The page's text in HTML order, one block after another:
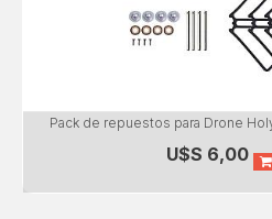
Pack de repuestos para Drone
U$S 6,00